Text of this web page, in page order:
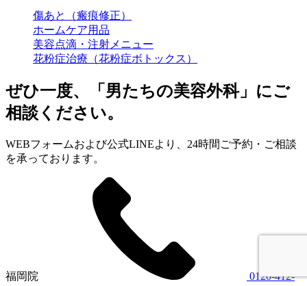
傷あと（瘢痕修正）
ホームケア用品
美容点滴・注射メニュー
花粉症治療（花粉症ボトックス）
ぜひ一度、「男たちの美容外科」にご
相談ください。
WEBフォームおよび公式LINEより、24時間ご予約・ご相談
を承っております。
福岡院 0120-412-